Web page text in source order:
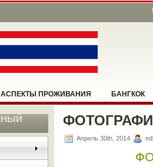
АСПЕКТЫ ПРОЖИВАНИЯ БАНГКОК
ПАТТАЙЯ ПОМОЖЕМ
САНГКХЛАБУРИ
Апрель 30th, 2014